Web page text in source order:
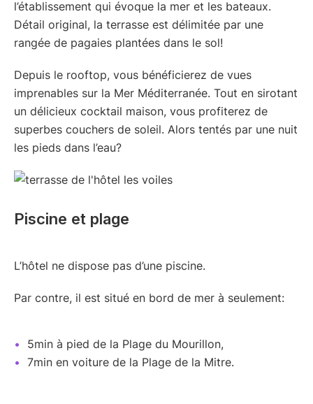
l’établissement qui évoque la mer et les bateaux.
Détail original, la terrasse est délimitée par une
rangée de pagaies plantées dans le sol!
Depuis le rooftop, vous bénéficierez de vues
imprenables sur la Mer Méditerranée. Tout en sirotant
un délicieux cocktail maison, vous profiterez de
superbes couchers de soleil. Alors tentés par une nuit
les pieds dans l’eau?
Piscine et plage
L’hôtel ne dispose pas d’une piscine.
Par contre, il est situé en bord de mer à seulement:
5min à pied de la Plage du Mourillon,
7min en voiture de la Plage de la Mitre.